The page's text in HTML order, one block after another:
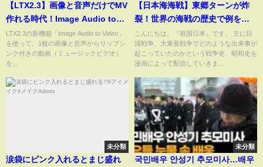
【LTX2.3】画像と音声だけでMV
作れる時代！Image Audio to
Video × ComfyUI 完全解説
LTX2.3の新機能「Image Audio to Video」
を使って、1枚の画像と音声からリップシ
ンク付きの動画（ミュージックビデオ）
を...
【日本海海戦】東郷ターンが炸
裂！世界の海戦の歴史で例をみ
ない完勝。東郷平八郎の知略と
果敢な決断。丁字戦法。戦争。
日露戦争。大東亜戦争。
こんにちは。『祖国日本』です。 主に日
清戦争、大東亜戦争でどのような出来事が
起こっていたのかという戦争史、昭和史を
漫画によって配信していきま...
未分類
涙袋にピンク入れるとまじ盛れ
未分類
국민배우 안성기 추모미사…배우